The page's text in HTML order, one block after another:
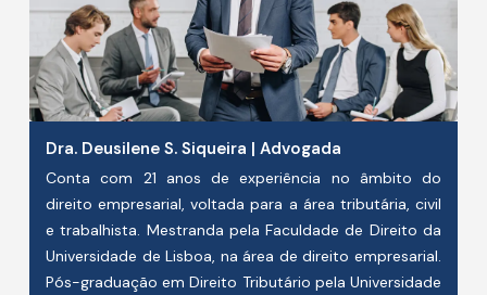
Dra. Deusilene S. Siqueira | Advogada
Conta com 21 anos de experiência no âmbito do
direito empresarial, voltada para a área tributária, civil
e trabalhista. Mestranda pela Faculdade de Direito da
Universidade de Lisboa, na área de direito empresarial.
Pós-graduação em Direito Tributário pela Universidade